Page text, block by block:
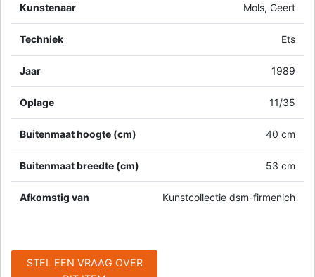
Kunstenaar Mols, Geert
Techniek Ets
Jaar 1989
Oplage 11/35
Buitenmaat hoogte (cm) 40 cm
Buitenmaat breedte (cm) 53 cm
Afkomstig van Kunstcollectie dsm-firmenich
STEL EEN VRAAG OVER